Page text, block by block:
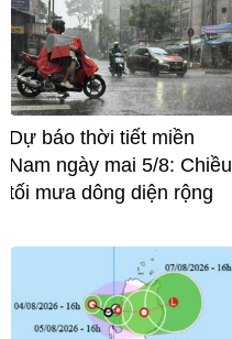
Dự báo thời tiết miền
Nam ngày mai 5/8: Chiều
tối mưa dông diện rộng